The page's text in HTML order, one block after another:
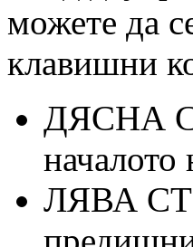
можете да
клавишни
ДЯСНА
началото
ЛЯВА